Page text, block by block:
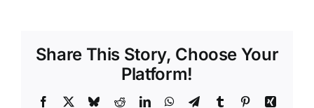
Share This Story, Choose Your
Platform!
Facebook BlueskyRedditLinkedInWhatsApp
TelegramTumblr PinterestXing